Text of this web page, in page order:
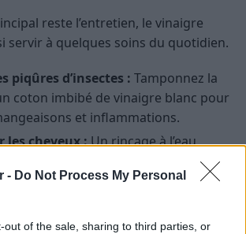
- Do Not Process My Personal
out of the sale, sharing to third parties, or
reste l’entretien, le vinaigre
servir à quelques soins du quotidien.
piqûres d’insectes : Tamponnez la
coton imbibé de vinaigre blanc pour
et inflammations.
les cheveux :Un rinçage à l’eau
cuillère à soupe de vinaigre blanc
d’eau) rend les cheveux plus brillants
les brosses à cheveux :Laissez-les